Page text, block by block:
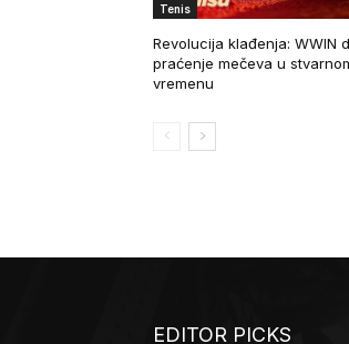
Tenis
Revolucija klađenja: WWIN
praćenje mečeva u
vremenu
EDITOR PICKS